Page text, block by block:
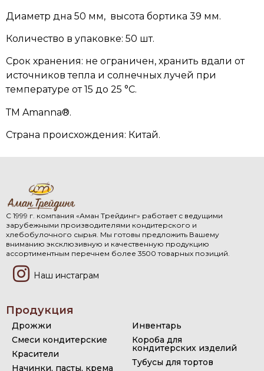
Диаметр дна 50 мм, высота бортика 39 мм.
Количество в упаковке: 50 шт.
Срок хранения: не ограничен, хранить вдали от
источников тепла и солнечных лучей при
температуре от 15 до 25 °C.
ТМ Amanna®.
Страна происхождения: Китай.
С 1999 г. компания «Аман Трейдинг» работает с ведущими
зарубежными производителями кондитерского и
хлебобулочного сырья. Мы готовы предложить Вашему
вниманию эксклюзивную и качественную продукцию
ассортиментным перечнем более 3500 товарных позиций.
Наш инстаграм
Продукция
Дрожжи
Смеси кондитерские
Красители
Начинки, пасты, крема
Инвентарь
Короба для
кондитерских изделий
Тубусы для тортов